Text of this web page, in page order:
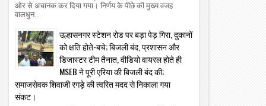
ओर से अचानक कर दिया गया। निर्णय के पीछे की मुख्य वजह
वालधुन...
उल्हासनगर स्टेशन रोड पर बड़ा पेड़ गिरा, दुकानों
को क्षति होते-बचे; बिजली बंद, प्रशासन और
डिजास्टर टीम तैनात, वीडियो वायरल होते ही
MSEB ने पूरी एरिया की बिजली बंद की;
समाजसेवक शिवाजी रगड़े की त्वरित मदद से निकाला गया
संकट।